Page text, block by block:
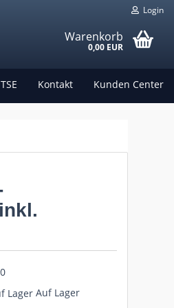
Login
Warenkorb
0,00 EUR
TSE Kontakt Kunden Center
Auf Lager